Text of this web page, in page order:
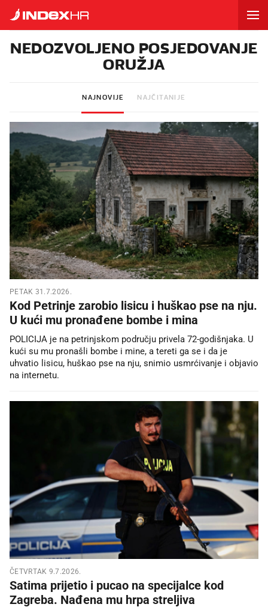
NEDOZVOLJENO POSJEDOVANJE
ORUŽJA
NAJNOVIJE NAJČITANIJE
PETAK 31.7.2026.
Kod Petrinje zarobio lisicu i huškao pse na nju.
U kući mu pronađene bombe i mina
POLICIJA je na petrinjskom području privela 72-godišnjaka. U
kući su mu pronašli bombe i mine, a tereti ga se i da je
uhvatio lisicu, huškao pse na nju, snimio usmrćivanje i objavio
na internetu.
ČETVRTAK 9.7.2026.
Satima prijetio i pucao na specijalce kod
Zagreba. Nađena mu hrpa streljiva